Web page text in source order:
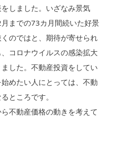
しました。いざなみ景気
までの73カ月間続いた好景
のではと、期待が寄せられ
コロナウイルスの感染拡大
した。不動産投資をしてい
めたい人にとっては、不動
ところです。
不動産価格の動きを考えて